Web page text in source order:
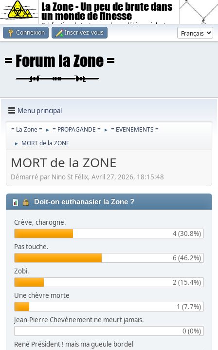
La Zone - Un peu de brute dans
un monde de finesse
Publication de textes sombres, débiles, violents.
Connexion
Inscrivez-vous
Menu principal
= La Zone = ► = PROPAGANDE = ► = EVENEMENTS =
► MORT de la ZONE
MORT de la ZONE
Démarré par Nino St Félix, Avril 27, 2026, 18:15:48
Doit-on euthanasier la Zone ?
Crève, charogne.
4 (30.8%)
Pas touche.
6 (46.2%)
Zobi.
2 (15.4%)
Une chèvre morte
1 (7.7%)
Jean-Pierre Chevènement ne meurt jamais.
0 (0%)
René Président ! mais ma gueule bordel